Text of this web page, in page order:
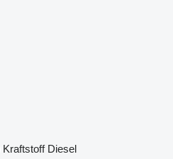
Kraftstoff Diesel